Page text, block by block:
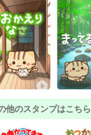
他のスタンプはこちら